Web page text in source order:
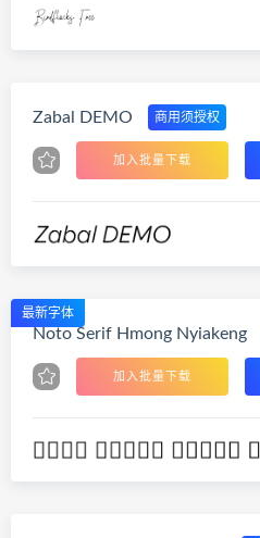
Zabal DEMO 商用须授权
加入批量下载
最新字体
Noto Serif Hmong Nyiakeng
加入批量下载